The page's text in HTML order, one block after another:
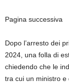
Pagina successiva
Dopo l’arresto dei
2024, una folla di
chiedendo che le
tra cui un ministro e